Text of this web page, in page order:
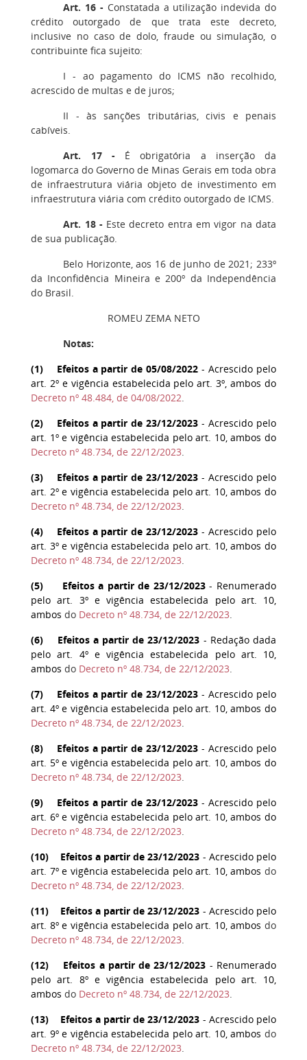
Art. 16 - Constatada a utilização indevida do
crédito outorgado de que trata este decreto,
inclusive no caso de dolo, fraude ou simulação, o
contribuinte fica sujeito:
I - ao pagamento do ICMS não recolhido,
acrescido de multas e de juros;
II - às sanções tributárias, civis e penais
cabíveis.
Art. 17 - É obrigatória a inserção da
logomarca do Governo de Minas Gerais em toda obra
de infraestrutura viária objeto de investimento em
infraestrutura viária com crédito outorgado de ICMS.
Art. 18 - Este decreto entra em vigor na data
de sua publicação.
Belo Horizonte, aos 16 de junho de 2021; 233º
da Inconfidência Mineira e 200º da Independência
do Brasil.
ROMEU ZEMA NETO
Notas:
(1) Efeitos a partir de 05/08/2022 - Acrescido pelo
art. 2º e vigência estabelecida pelo art. 3º, ambos do
Decreto nº 48.484, de 04/08/2022.
(2) Efeitos a partir de 23/12/2023 - Acrescido pelo
art. 1º e vigência estabelecida pelo art. 10, ambos do
Decreto nº 48.734, de 22/12/2023.
(3) Efeitos a partir de 23/12/2023 - Acrescido pelo
art. 2º e vigência estabelecida pelo art. 10, ambos do
Decreto nº 48.734, de 22/12/2023.
(4) Efeitos a partir de 23/12/2023 - Acrescido pelo
art. 3º e vigência estabelecida pelo art. 10, ambos do
Decreto nº 48.734, de 22/12/2023.
(5) Efeitos a partir de 23/12/2023- Renumerado
pelo art. 3º e vigência estabelecida pelo art. 10,
ambos do Decreto nº 48.734, de 22/12/2023.
(6) Efeitos a partir de 23/12/2023 - Redação dada
pelo art. 4º e vigência estabelecida pelo art. 10,
ambos do Decreto nº 48.734, de 22/12/2023.
(7) Efeitos a partir de 23/12/2023 - Acrescido pelo
art. 4º e vigência estabelecida pelo art. 10, ambos do
Decreto nº 48.734, de 22/12/2023.
(8) Efeitos a partir de 23/12/2023 - Acrescido pelo
art. 5º e vigência estabelecida pelo art. 10, ambos do
Decreto nº 48.734, de 22/12/2023.
(9) Efeitos a partir de 23/12/2023 - Acrescido pelo
art. 6º e vigência estabelecida pelo art. 10, ambos do
Decreto nº 48.734, de 22/12/2023.
(10) Efeitos a partir de 23/12/2023 - Acrescido pelo
art. 7º e vigência estabelecida pelo art. 10, ambos do
Decreto nº 48.734, de 22/12/2023.
(11) Efeitos a partir de 23/12/2023 - Acrescido pelo
art. 8º e vigência estabelecida pelo art. 10, ambos do
Decreto nº 48.734, de 22/12/2023.
(12) Efeitos a partir de 23/12/2023 - Renumerado
pelo art. 8º e vigência estabelecida pelo art. 10,
ambos do Decreto nº 48.734, de 22/12/2023.
(13) Efeitos a partir de 23/12/2023 - Acrescido pelo
art. 9º e vigência estabelecida pelo art. 10, ambos do
Decreto nº 48.734, de 22/12/2023.